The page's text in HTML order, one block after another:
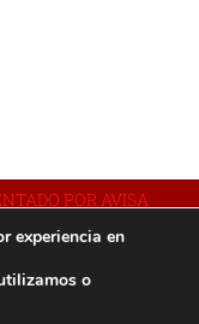
POR AVISA
Instagram
experiencia en
o